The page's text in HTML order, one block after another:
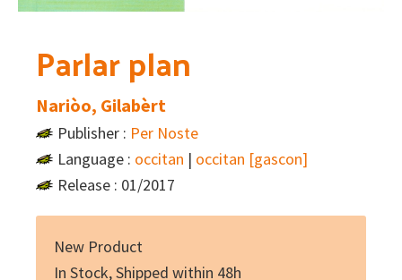
Parlar plan
Nariòo, Gilabèrt
Publisher : Per Noste
Language : occitan | occitan [gascon]
Release : 01/2017
New Product
In Stock, Shipped within 48h